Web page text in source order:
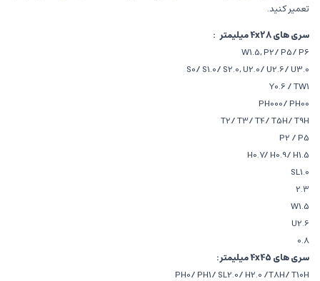
تعمیر کنید.
سری های 4x28 میلیمتر :
W1.5, P2/ P5/ P6
S0/ S1.0/ S2.0, U2.0/ U2.6/ U3.0
Y0.6 / TW1
PH000/ PH00
T2/ T3/ T4/ T5H/ T9H
P2 / P5
H0.7/ H0.9/ H1.5
SL1.0
2.3
W1.5
U2.6
0.8
سری های 4x45 میلیمتر:
PH0/ PH1/ SL2.0/ H2.0 /T8H/ T10H